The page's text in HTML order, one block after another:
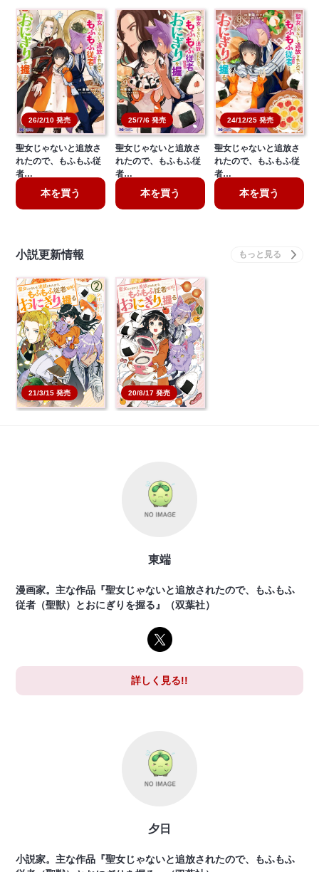
26/2/10 発売
聖女じゃないと追放さ
れたので、もふもふ従
者…
本を買う
25/7/6 発売
聖女じゃないと追放さ
れたので、もふもふ従
者…
本を買う
24/12/25 発売
聖女じゃないと追放さ
れたので、もふもふ従
者…
本を買う
小説更新情報
21/3/15 発売
聖女じゃないと追放さ
れたので、もふもふ従
者…
本を買う
20/8/17 発売
聖女じゃないと追放さ
れたので、もふもふ従
者…
本を買う
東端
漫画家。主な作品『聖女じゃないと追放されたので、もふもふ
従者（聖獣）とおにぎりを握る』（双葉社）
詳しく見る!!
夕日
小説家。主な作品『聖女じゃないと追放されたので、もふもふ